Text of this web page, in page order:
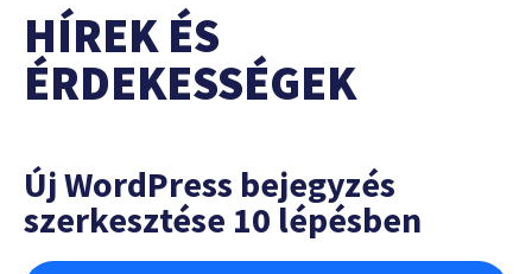
HÍREK ÉS
ÉRDEKESSÉGEK
Új WordPress bejegyzés
szerkesztése 10 lépésben